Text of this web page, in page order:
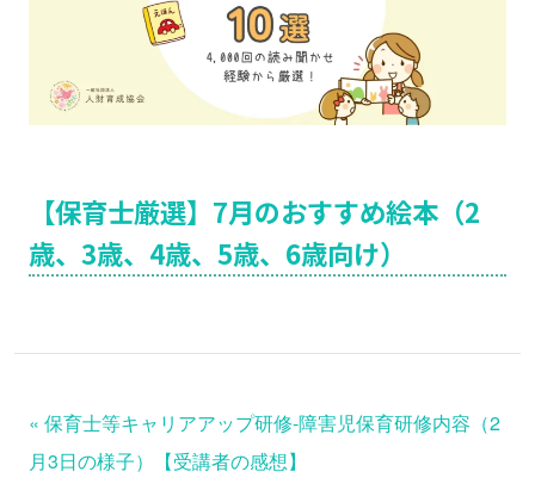
【保育士厳選】7月のおすすめ絵本（2
歳、3歳、4歳、5歳、6歳向け）
« 保育士等キャリアアップ研修-障害児保育研修内容（2
月3日の様子）【受講者の感想】